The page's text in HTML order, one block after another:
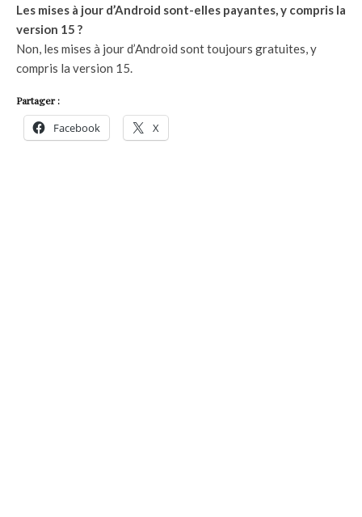
Les mises à jour d’Android sont-elles payantes, y compris la
version 15 ?
Non, les mises à jour d’Android sont toujours gratuites, y
compris la version 15.
Partager :
Facebook X